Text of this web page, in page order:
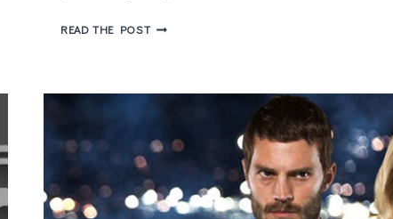
READ THE POSTPORTINHOLA
DIA
MÃES